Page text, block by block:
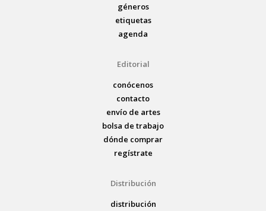
géneros
etiquetas
agenda
Editorial
conócenos
contacto
envío de artes
bolsa de trabajo
dónde comprar
regístrate
Distribución
distribución